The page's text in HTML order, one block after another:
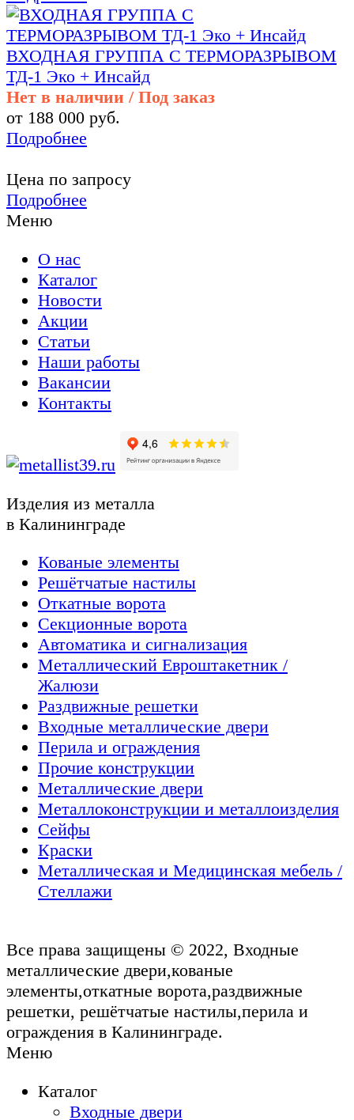
ВХОДНАЯ ГРУППА С ТЕРМОРАЗРЫВОМ
ТД-1 Эко + Инсайд
Нет в наличии / Под заказ
от 188 000 руб.
Подробнее
Цена по запросу
Подробнее
Меню
О нас
Каталог
Новости
Акции
Статьи
Наши работы
Вакансии
Контакты
Изделия из металла
в Калининграде
Кованые элементы
Решётчатые настилы
Откатные ворота
Секционные ворота
Автоматика и сигнализация
Металлический Евроштакетник /
Жалюзи
Раздвижные решетки
Входные металлические двери
Перила и ограждения
Прочие конструкции
Металлические двери
Металлоконструкции и металлоизделия
Сейфы
Краски
Металлическая и Медицинская мебель /
Стеллажи
Все права защищены © 2022, Входные
металлические двери,кованые
элементы,откатные ворота,раздвижные
решетки, решётчатые настилы,перила и
ограждения в Калининграде.
Меню
Каталог
Входные двери